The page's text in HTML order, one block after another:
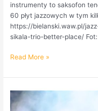
instrumenty to saksofon
60 płyt jazzowych w tym
https://bielanski.waw.pl/
sikala-trio-better-place/ Fot:
Read More »
Cohen
w